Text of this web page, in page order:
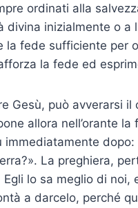
ordinati alla
divina inizialmente o
la fede sufficiente per
la fede ed
Gesù, può avverarsi
allora nell’orante
dopo:
La preghiera,
lo sa meglio di
a darcelo, perché